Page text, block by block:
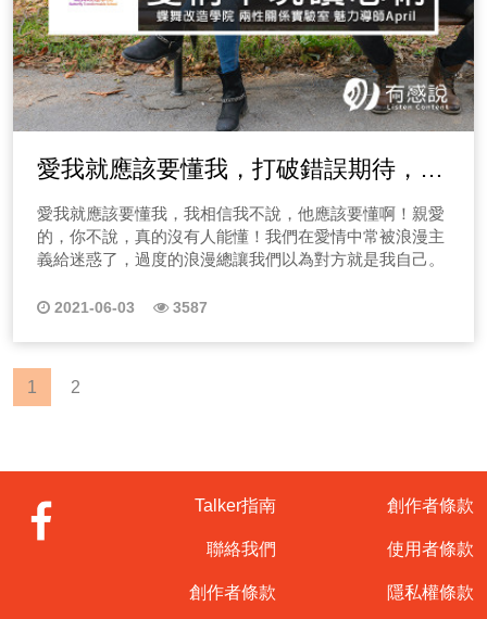
愛我就應該要懂我，打破錯誤期待，愛
情中不要玩讀心術
愛我就應該要懂我，我相信我不說，他應該要懂啊！親愛
的，你不說，真的沒有人能懂！我們在愛情中常被浪漫主
義給迷惑了，過度的浪漫總讓我們以為對方就是我自己。
2021-06-03 3587
1 2
Talker指南
聯絡我們
創作者條款
創作者條款
使用者條款
隱私權條款